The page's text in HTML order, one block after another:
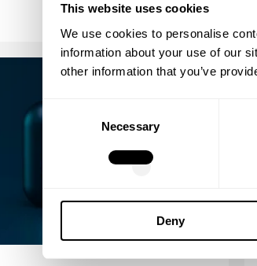
This website uses cookies
We use cookies to personalise
information about your use of our
other information that you’ve
Consent
Necessary
Deny